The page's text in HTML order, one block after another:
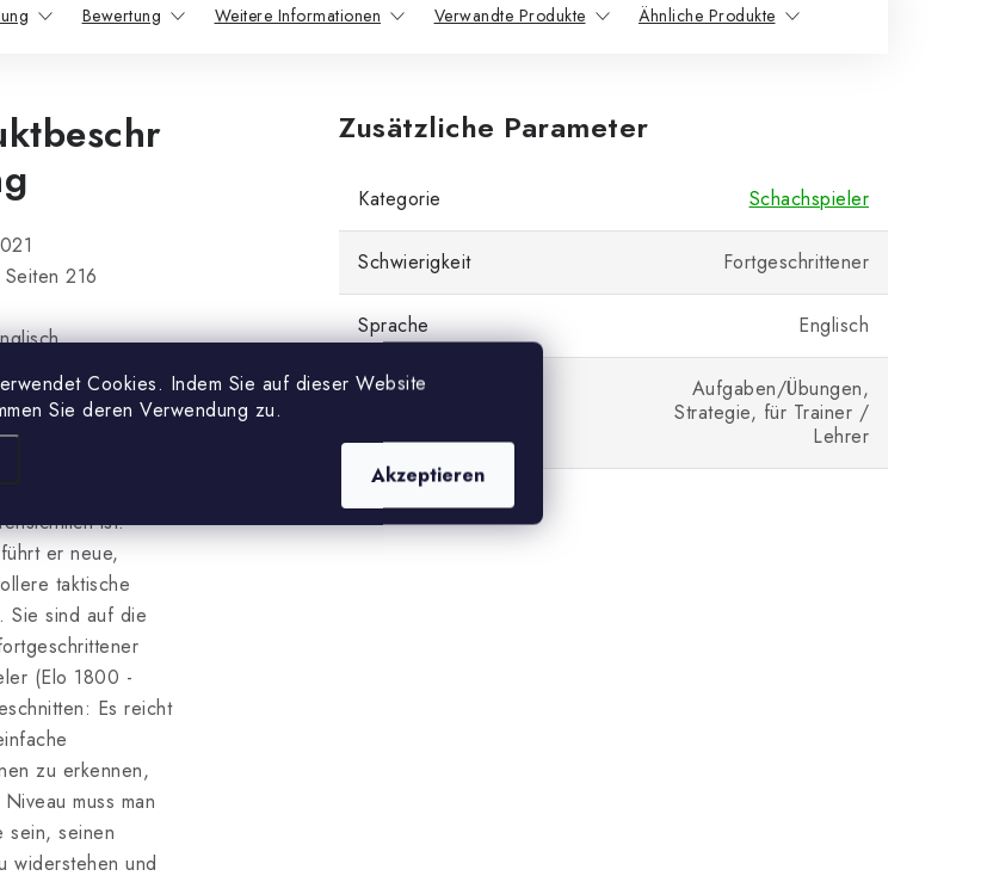
Cookies. Indem Sie auf dieser Website
Sie deren Verwendung zu.
Akzeptieren
Bewertung Weitere Informationen Verwandte Produkte Ähnliche Produkte
216
die Themen
Buches und
auf Übungen,
ist.
er neue,
taktische
Sie sind auf die
(Elo 1800 -
Es reicht
zu erkennen,
muss man
sein, seinen
widerstehen und
Zusätzliche Parameter
Kategorie Schachspieler
Schwierigkeit Fortgeschrittener
Sprache Englisch
Aufgaben/Übungen,
Strategie, für Trainer /
Lehrer